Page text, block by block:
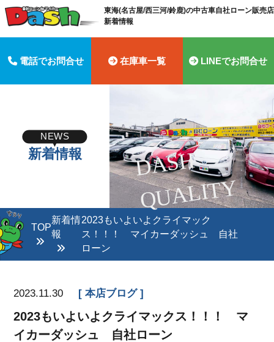
東海(名古屋/西三河/鈴鹿)の中古車自社ローン販売
新着情報
電話でお問合せ 在庫車一覧 LINEでお問合せ
D
A
S
H
Q
U
A
LI
T
Y
NEWS
新着情報
TOP
新着情
報
2023もいよいよクライマック
ス！！！ マイカーダッシュ 自社
ローン
2023.11.30 本店ブログ
2023もいよいよクライマックス！！！ マ
イカーダッシュ 自社ローン